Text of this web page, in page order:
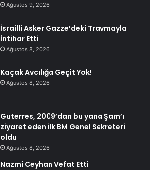
Ağustos 9, 2026
İsrailli Asker Gazze’deki Travmayla
İntihar Etti
Ağustos 8, 2026
Kaçak Avcılığa Geçit Yok!
Ağustos 8, 2026
Guterres, 2009’dan bu yana Şam’ı
ziyaret eden ilk BM Genel Sekreteri
oldu
Ağustos 8, 2026
Nazmi Ceyhan Vefat Etti